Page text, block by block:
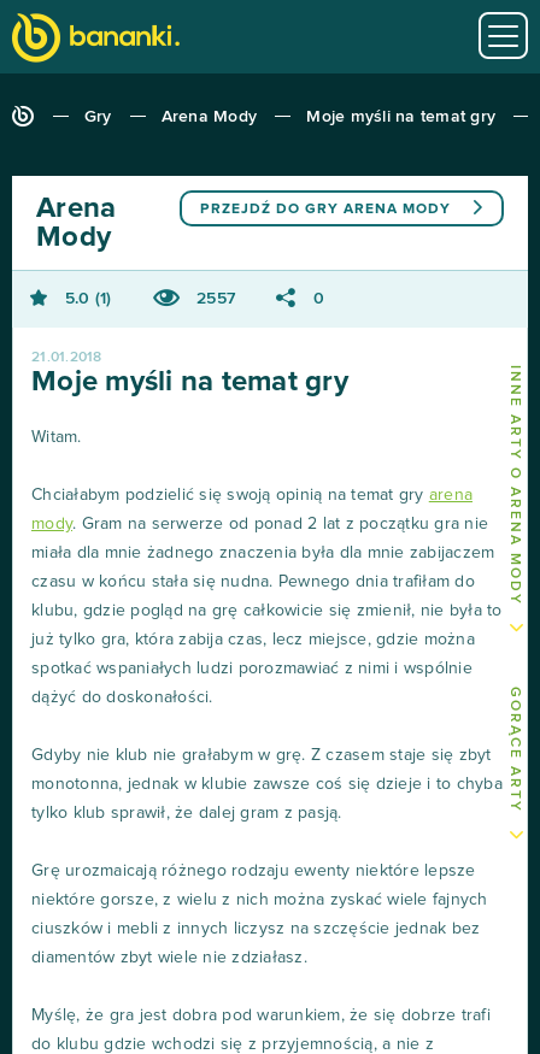
Gry Arena Mody Moje myśli na temat gry
INNE ARTY O ARENA MODY
GORĄCE ARTY
PRZEJDŹ DO GRY ARENA MODY
Arena
Mody
5.0 1 2557 0
21.01.2018
Moje myśli na temat gry
Witam.
Chciałabym podzielić się swoją opinią na temat gry arena
mody. Gram na serwerze od ponad 2 lat z początku gra nie
miała dla mnie żadnego znaczenia była dla mnie zabijaczem
czasu w końcu stała się nudna. Pewnego dnia trafiłam do
klubu, gdzie pogląd na grę całkowicie się zmienił, nie była to
już tylko gra, która zabija czas, lecz miejsce, gdzie można
spotkać wspaniałych ludzi porozmawiać z nimi i wspólnie
dążyć do doskonałości.
Gdyby nie klub nie grałabym w grę. Z czasem staje się zbyt
monotonna, jednak w klubie zawsze coś się dzieje i to chyba
tylko klub sprawił, że dalej gram z pasją.
Grę urozmaicają różnego rodzaju ewenty niektóre lepsze
niektóre gorsze, z wielu z nich można zyskać wiele fajnych
ciuszków i mebli z innych liczysz na szczęście jednak bez
diamentów zbyt wiele nie zdziałasz.
Myślę, że gra jest dobra pod warunkiem, że się dobrze trafi
do klubu gdzie wchodzi się z przyjemnością, a nie z